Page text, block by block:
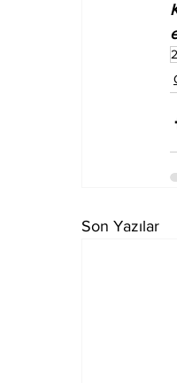
Son Yazılar